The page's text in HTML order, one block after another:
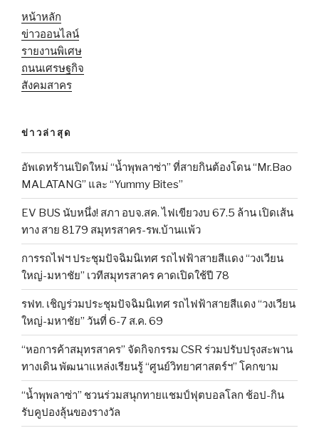
หน้าหลัก
ข่าวออนไลน์
รายงานพิเศษ
ถนนเศรษฐกิจ
สังคมสาคร
ข่าวล่าสุด
อัพเดทร้านเปิดใหม่ “น้ำพุพลาซ่า” ที่สายกินต้องโดน “Mr.Bao
MALATANG” และ “Yummy Bites”
EV BUS นับหนึ่ง! สภา อบจ.สค. ไฟเขียวงบ 67.5 ล้าน เปิดเส้น
ทาง สาย 8179 สมุทรสาคร-รพ.บ้านแพ้ว
การรถไฟฯ ประชุมปัจฉิมนิเทศ รถไฟฟ้าสายสีแดง “วงเวียน
ใหญ่-มหาชัย” เวทีสมุทรสาคร คาดเปิดใช้ปี 78
รฟท. เชิญร่วมประชุมปัจฉิมนิเทศ รถไฟฟ้าสายสีแดง “วงเวียน
ใหญ่-มหาชัย” วันที่ 6-7 ส.ค. 69
“หอการค้าสมุทรสาคร” จัดกิจกรรม CSR ร่วมปรับปรุงสะพาน
ทางเดิน พัฒนาแหล่งเรียนรู้ “ศูนย์วิทยาศาสตร์ฯ” โคกขาม
“น้ำพุพลาซ่า” ชวนร่วมสนุกทายแชมป์ฟุตบอลโลก ช้อป-กิน
รับคูปองลุ้นของรางวัล